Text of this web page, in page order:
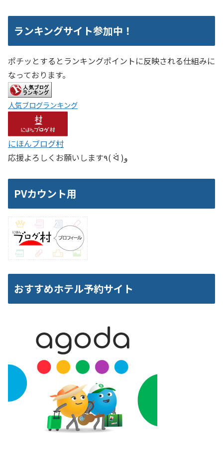
ランキングサイト参加中！
ポチッとするとランキングポイントに反映される仕組みに
なっております。
人気ブログランキング
にほんブログ村
応援よろしくお願いします٩( ᐛ )و
PVカウント用
おすすめホテル予約サイト